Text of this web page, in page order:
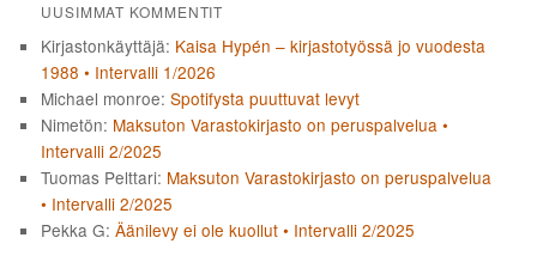
UUSIMMAT KOMMENTIT
Kirjastonkäyttäjä: Kaisa Hypén – kirjastotyössä jo vuodesta
1988 • Intervalli 1/2026
Michael monroe:Spotifysta puuttuvat levyt
Nimetön: Maksuton Varastokirjasto on peruspalvelua •
Intervalli 2/2025
Tuomas Pelttari: Maksuton Varastokirjasto on peruspalvelua
• Intervalli 2/2025
Pekka G:Äänilevy ei ole kuollut • Intervalli 2/2025